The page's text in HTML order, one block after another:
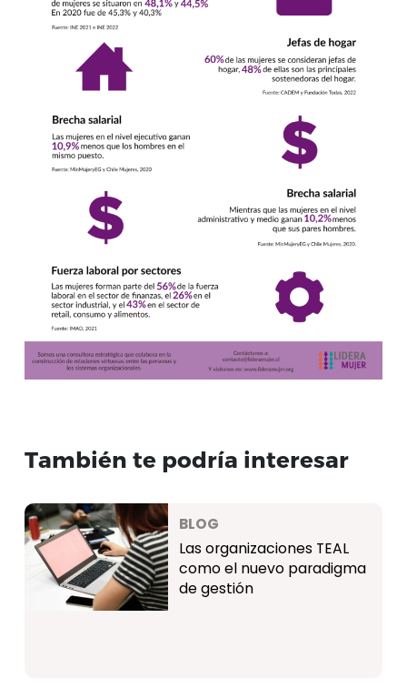
También te podría interesar
BLOG
Las organizaciones TEAL
como el nuevo paradigma
de gestión